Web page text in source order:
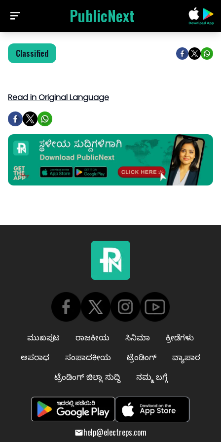
PublicNext
Classified
Read in Original Language
ಮುಖಪುಟ ರಾಜಕೀಯ ಸಿನಿಮಾ
ಕ್ರೀಡೆಗಳು
ಅಪರಾಧ
ಸಂಪಾದಕೀಯ ಟ್ರೆಂಡಿಂಗ್
ವ್ಯಾಪಾರ
ಟ್ರೆಂಡಿಂಗ್ ಜಿಲ್ಲಾ ಸುದ್ದಿ
ನಮ್ಮ ಬಗ್ಗೆ
help@electreps.com